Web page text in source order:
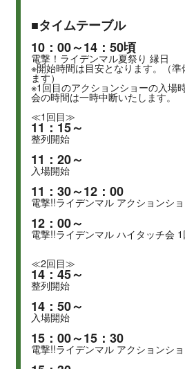
■タイムテーブル
10：00～14：50頃
電撃！ライデンマル夏祭り 縁日
※開始時間は目安となります。（準
ます）
※1回目のアクションショーの入場
会の時間は一時中断いたします。
≪1回目≫
11：15～
整列開始
11：20～
入場開始
11：30～12：00
電撃!!ライデンマル アクションシ
12：00～
電撃!!ライデンマル ハイタッチ会 1
≪2回目≫
14：45～
整列開始
14：50～
入場開始
15：00～15：30
電撃!!ライデンマル アクションシ